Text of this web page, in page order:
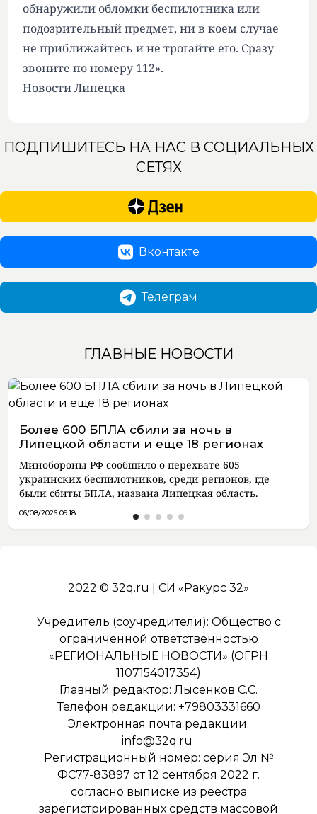
обнаружили обломки беспилотника или
подозрительный предмет, ни в коем случае
не приближайтесь и не трогайте его. Сразу
звоните по номеру 112».
Новости Липецка
ПОДПИШИТЕСЬ НА НАС В СОЦИАЛЬНЫХ
СЕТЯХ
Вконтакте
Телеграм
ГЛАВНЫЕ НОВОСТИ
Более 600 БПЛА сбили за ночь в
Липецкой области и еще 18 регионах
Минобороны РФ сообщило о перехвате 605
украинских беспилотников, среди регионов, где
были сбиты БПЛА, названа Липецкая область.
06/08/2026 09:18
2022 © 32q.ru | СИ «Ракурс 32»
Учредитель (соучредители): Общество с
ограниченной ответственностью
«РЕГИОНАЛЬНЫЕ НОВОСТИ» (ОГРН
1107154017354)
Главный редактор: Лысенков С.С.
Телефон редакции: +79803331660
Электронная почта редакции:
info@32q.ru
Регистрационный номер: серия Эл №
ФС77-83897 от 12 сентября 2022 г.
согласно выписке из реестра
зарегистрированных средств массовой